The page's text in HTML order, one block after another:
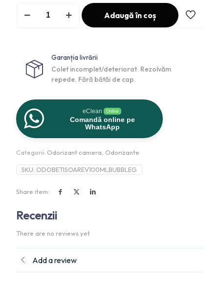
Adaugă în coș
Garanția livrării
Colet incomplet/deteriorat. Rezolvăm
repede. Fără bătăi de cap.
eClean Online
Comandă online pe
WhatsApp
Categorii: Odorizant camera Odorizante
SKU: ODOBETISOAREV100MLBUBBLEG
Share item:
Recenzii
There are no reviews yet
Add a review